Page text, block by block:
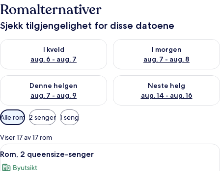
Romalternativer
Sjekk tilgjengelighet for disse datoene
I kveld
aug. 6 - aug. 7
Sjekk tilgjengelighet for i kveld, aug. 6 - aug. 7
I morgen
aug. 7 - aug. 8
Sjekk tilgjengelighet for i
Denne helgen
aug. 7 - aug. 9
Sjekk tilgjengelighet for denne helgen, aug. 7 - aug. 9
Neste helg
aug. 14 - aug. 16
Sjekk tilgjengelighet for neste
Tilgjengelige
filtre
for
rom
Alle rom 2 senger 1 seng
Viser 17 av 17 rom
Åpne
alle
Sengetøy av topp kvalitet, senger
9
Rom, 2 queensize-senger
Byutsikt